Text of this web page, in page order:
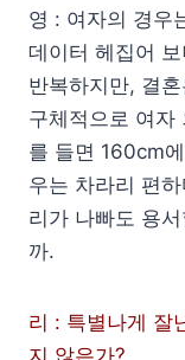
영 : 여자의 경우
데이터 헤집어
반복하지만, 결
구체적으로 여자
를 들면 160cm
우는 차라리 편
리가 나빠도 용
까.
리 : 특별나게 잘